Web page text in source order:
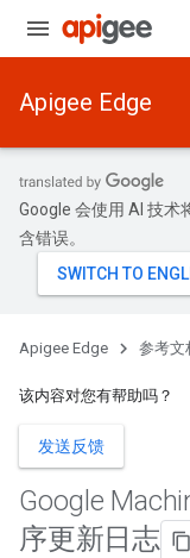
Apigee Edge
Google 会使用 AI 技术
含错误。
Apigee Edge 参考文
该内容对您有帮助吗？
发送反馈
Google
序更新日志